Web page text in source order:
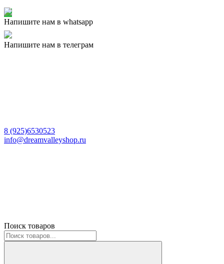
Напишите нам в whatsapp
Напишите нам в телеграм
8 (925)6530523
info@dreamvalleyshop.ru
Поиск товаров